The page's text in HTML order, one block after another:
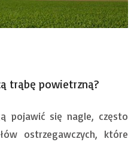
trąbę powietrzną?
pojawić się nagle, często
ostrzegawczych, które